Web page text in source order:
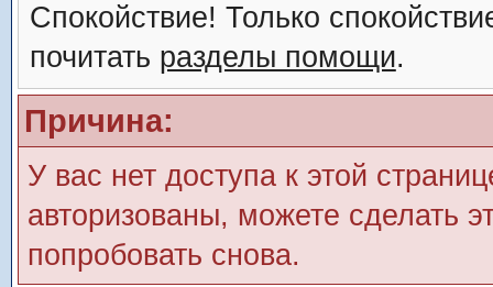
Спокойствие! Только
почитать разделы помощи.
Причина:
У вас нет доступа к этой
авторизованы, можете сделать
попробовать снова.